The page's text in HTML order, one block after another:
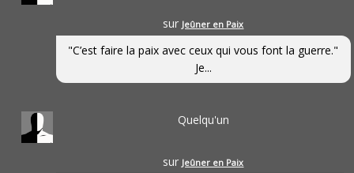
sur Jeûner en Paix
"C’est faire la paix avec ceux qui vous font la guerre."
Je...
Quelqu'un
sur Jeûner en Paix